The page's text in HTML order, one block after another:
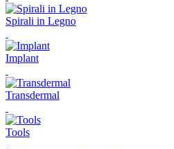
Spirali in Legno
Implant
Transdermal
Tools